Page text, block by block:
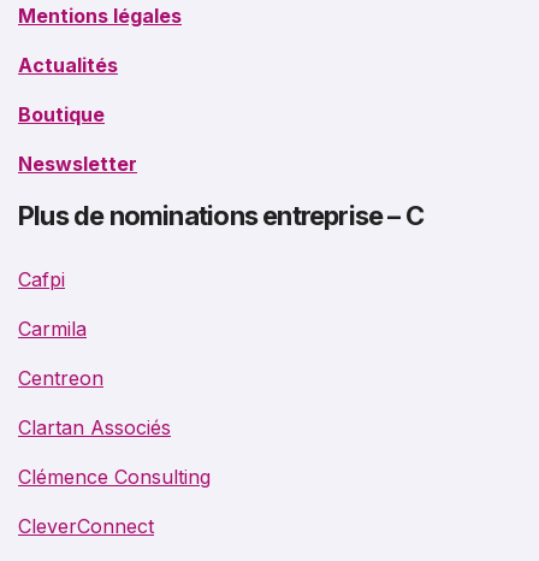
Mentions légales
Actualités
Boutique
Neswsletter
Plus de nominations entreprise – C
Cafpi
Carmila
Centreon
Clartan Associés
Clémence Consulting
CleverConnect